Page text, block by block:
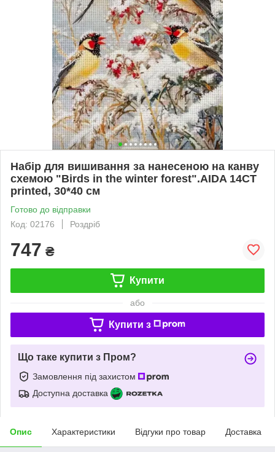
Набір для вишивання за нанесеною на канву
схемою "Birds in the winter forest".AIDA 14CT
printed, 30*40 см
Готово до відправки
Код: 02176
Роздріб
747 ₴
Купити
або
Купити з
Що таке купити з Пром?
Замовлення під захистом
Доступна доставка
Опис Характеристики Відгуки про товар Доставка